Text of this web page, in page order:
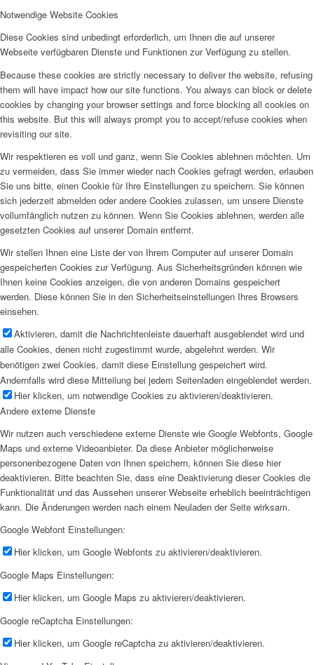
Notwendige Website Cookies
Diese Cookies sind unbedingt erforderlich, um Ihnen die auf unserer
Webseite verfügbaren Dienste und Funktionen zur Verfügung zu stellen.
Because these cookies are strictly necessary to deliver the website, refusing
them will have impact how our site functions. You always can block or delete
cookies by changing your browser settings and force blocking all cookies on
this website. But this will always prompt you to accept/refuse cookies when
revisiting our site.
Wir respektieren es voll und ganz, wenn Sie Cookies ablehnen möchten. Um
zu vermeiden, dass Sie immer wieder nach Cookies gefragt werden, erlauben
Sie uns bitte, einen Cookie für Ihre Einstellungen zu speichern. Sie können
sich jederzeit abmelden oder andere Cookies zulassen, um unsere Dienste
vollumfänglich nutzen zu können. Wenn Sie Cookies ablehnen, werden alle
gesetzten Cookies auf unserer Domain entfernt.
Wir stellen Ihnen eine Liste der von Ihrem Computer auf unserer Domain
gespeicherten Cookies zur Verfügung. Aus Sicherheitsgründen können wie
Ihnen keine Cookies anzeigen, die von anderen Domains gespeichert
werden. Diese können Sie in den Sicherheitseinstellungen Ihres Browsers
einsehen.
Aktivieren, damit die Nachrichtenleiste dauerhaft ausgeblendet wird und
alle Cookies, denen nicht zugestimmt wurde, abgelehnt werden. Wir
benötigen zwei Cookies, damit diese Einstellung gespeichert wird.
Andernfalls wird diese Mitteilung bei jedem Seitenladen eingeblendet werden.
Hier klicken, um notwendige Cookies zu aktivieren/deaktivieren.
Andere externe Dienste
Wir nutzen auch verschiedene externe Dienste wie Google Webfonts, Google
Maps und externe Videoanbieter. Da diese Anbieter möglicherweise
personenbezogene Daten von Ihnen speichern, können Sie diese hier
deaktivieren. Bitte beachten Sie, dass eine Deaktivierung dieser Cookies die
Funktionalität und das Aussehen unserer Webseite erheblich beeinträchtigen
kann. Die Änderungen werden nach einem Neuladen der Seite wirksam.
Google Webfont Einstellungen:
Hier klicken, um Google Webfonts zu aktivieren/deaktivieren.
Google Maps Einstellungen:
Hier klicken, um Google Maps zu aktivieren/deaktivieren.
Google reCaptcha Einstellungen:
Hier klicken, um Google reCaptcha zu aktivieren/deaktivieren.